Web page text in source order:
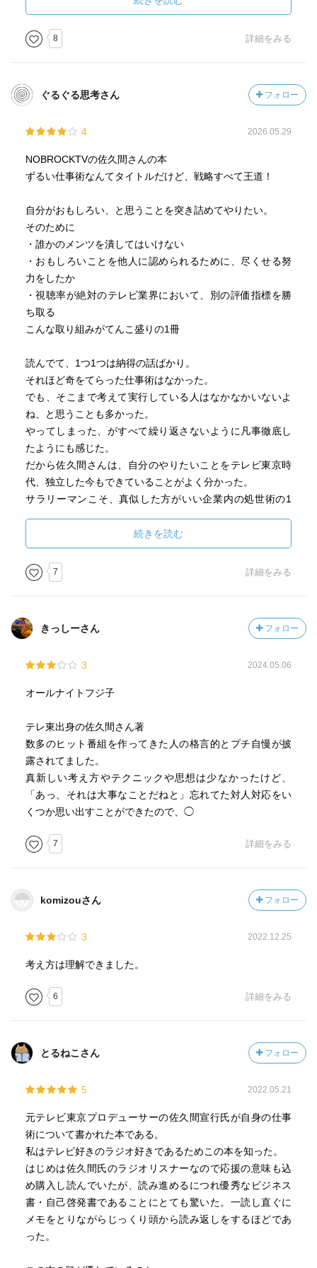
8 詳細をみる
ぐるぐる思考さん フォロー
4 2026.05.29
NOBROCKTVの佐久間さんの本
ずるい仕事術なんてタイトルだけど、戦略すべて王道！
自分がおもしろい、と思うことを突き詰めてやりたい。
そのために
・誰かのメンツを潰してはいけない
・おもしろいことを他人に認められるために、尽くせる努
力をしたか
・視聴率が絶対のテレビ業界において、別の評価指標を勝
ち取る
こんな取り組みがてんこ盛りの1冊
読んでて、1つ1つは納得の話ばかり。
それほど奇をてらった仕事術はなかった。
でも、そこまで考えて実行している人はなかなかいないよ
ね、と思うことも多かった。
やってしまった、がすべて繰り返さないように凡事徹底し
たようにも感じた。
だから佐久間さんは、自分のやりたいことをテレビ東京時
代、独立した今もできていることがよく分かった。
サラリーマンこそ、真似した方がいい企業内の処世術の1
とにかく組織で外したくない人にオススメです。
ちなみに、プライベートの鞄がトートバックだったり、
NOBROCKTVでの佐久間さんの髪型などを見る限り、本人
だから、つまらないことで道を阻まれたくなくて、一生懸
命潰しながら
想像している。
続きを読む
7 詳細をみる
きっしーさん フォロー
3 2024.05.06
オールナイトフジ子
テレ東出身の佐久間さん著
数多のヒット番組を作ってきた人の格言的とプチ自慢が披
露されてました。
真新しい考え方やテクニックや思想は少なかったけど、
「あっ、それは大事なことだねと」忘れてた対人対応をい
くつか思い出すことができたので、◯
7 詳細をみる
komizouさん フォロー
3 2022.12.25
考え方は理解できました。
6 詳細をみる
とるねこさん フォロー
5 2022.05.21
元テレビ東京プロデューサーの佐久間宣行氏が自身の仕事
術について書かれた本である。
私はテレビ好きのラジオ好きであるためこの本を知った。
はじめは佐久間氏のラジオリスナーなので応援の意味も込
め購入し読んでいたが、読み進めるにつれ優秀なビジネス
書・自己啓発書であることにとても驚いた。一読し直ぐに
メモをとりながらじっくり頭から読み返しをするほどであ
った。